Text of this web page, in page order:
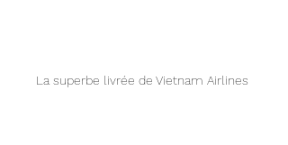
La superbe livrée de Vietnam Airlines